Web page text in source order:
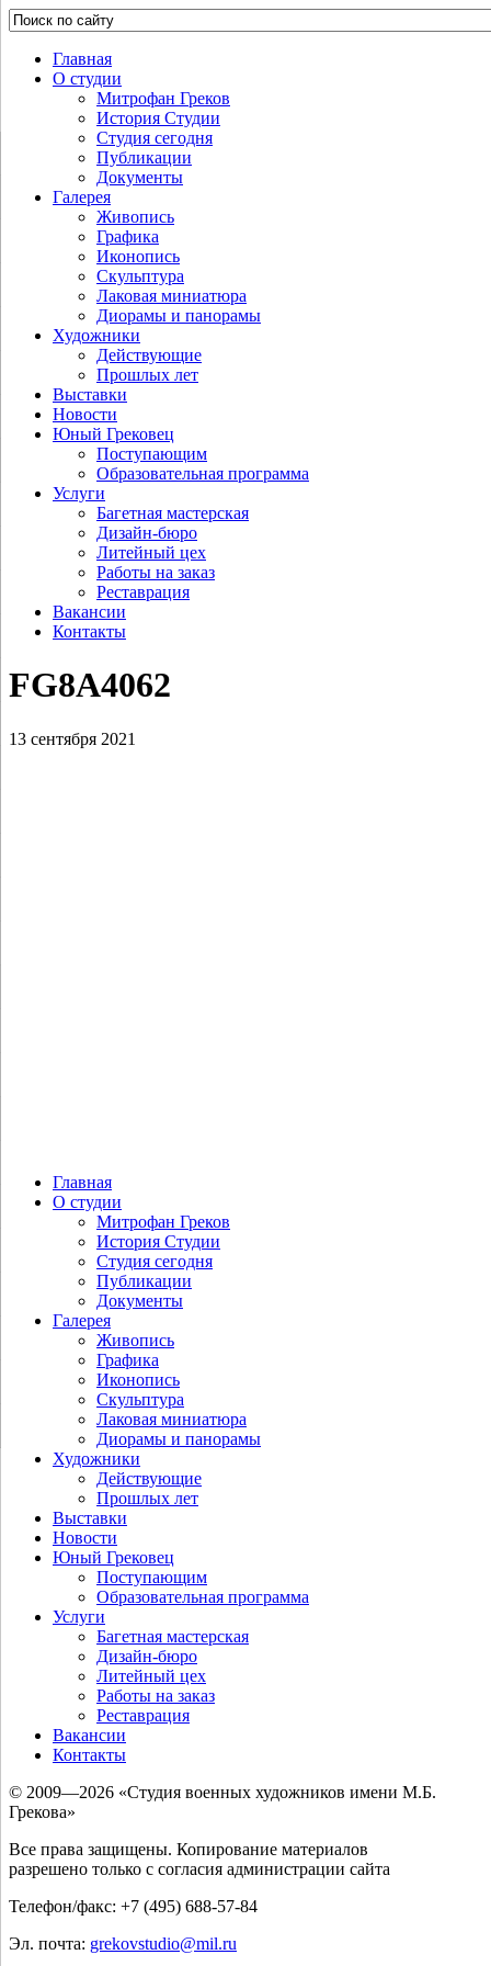
Главная
О студии
Митрофан Греков
История Студии
Студия сегодня
Публикации
Документы
Галерея
Живопись
Графика
Иконопись
Скульптура
Лаковая миниатюра
Диорамы и панорамы
Художники
Действующие
Прошлых лет
Выставки
Новости
Юный Грековец
Поступающим
Образовательная программа
Услуги
Багетная мастерская
Дизайн-бюро
Литейный цех
Работы на заказ
Реставрация
Вакансии
Контакты
FG8A4062
13 сентября 2021
Главная
О студии
Митрофан Греков
История Студии
Студия сегодня
Публикации
Документы
Галерея
Живопись
Графика
Иконопись
Скульптура
Лаковая миниатюра
Диорамы и панорамы
Художники
Действующие
Прошлых лет
Выставки
Новости
Юный Грековец
Поступающим
Образовательная программа
Услуги
Багетная мастерская
Дизайн-бюро
Литейный цех
Работы на заказ
Реставрация
Вакансии
Контакты
© 2009—2026 «Студия военных художников имени М.Б.
Грекова»
Все права защищены. Копирование материалов
разрешено только с согласия администрации сайта
Телефон/факс: +7 (495) 688-57-84
Эл. почта: grekovstudio@mil.ru